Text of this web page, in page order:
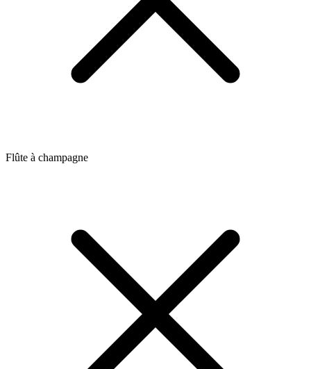
Flûte à champagne